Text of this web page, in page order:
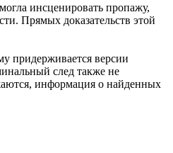
инсценировать пропажу,
Прямых доказательств этой
придерживается версии
след также не
информация о найденных